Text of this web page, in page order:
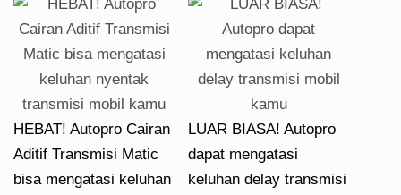
HEBAT! Autopro Cairan
Aditif Transmisi Matic
bisa mengatasi keluhan
LUAR BIASA! Autopro
dapat mengatasi
keluhan delay transmisi